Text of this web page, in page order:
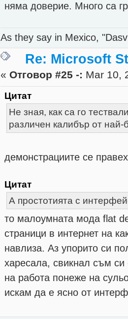
няма доверие. Много са
As they say in Mexico,
Re: Microsoft
« Отговор #25 -: Mar 10,
Цитат
Не зная, как са го
различен калибър от най-
демонстрациите се
Цитат
А простотията с
то малоумната мода flat
страници в интернет на
навлиза. Аз упорито си
харесала, свикнал съм
на работа понеже на
искам да е ясно от